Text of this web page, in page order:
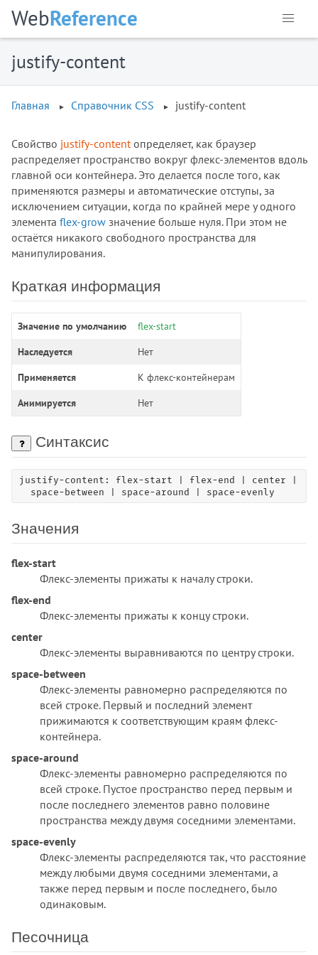
WebReference
justify-content
Главная Справочник CSS justify-content
Свойство justify-content определяет, как браузер
распределяет пространство вокруг флекс-элементов вдоль
главной оси контейнера. Это делается после того, как
применяются размеры и автоматические отступы, за
исключением ситуации, когда по крайней мере у одного
элемента flex-grow значение больше нуля. При этом не
остаётся никакого свободного пространства для
манипулирования.
Краткая информация
Значение по умолчанию
flex-start
Наследуется
Нет
Применяется
К флекс-контейнерам
Анимируется
Нет
Синтаксис
justify-content: flex-start | flex-end | center |
  space-between | space-around | space-evenly
Значения
flex-start
Флекс-элементы прижаты к началу строки.
flex-end
Флекс-элементы прижаты к концу строки.
center
Флекс-элементы выравниваются по центру строки.
space-between
Флекс-элементы равномерно распределяются по
всей строке. Первый и последний элемент
прижимаются к соответствующим краям флекс-
контейнера.
space-around
Флекс-элементы равномерно распределяются по
всей строке. Пустое пространство перед первым и
после последнего элементов равно половине
пространства между двумя соседними элементами.
space-evenly
Флекс-элементы распределяются так, что расстояние
между любыми двумя соседними элементами, а
также перед первым и после последнего, было
одинаковым.
Песочница
:volume-locked
@font-face
@import
@keyframes
@page
@supports
@viewport
accent-color
align-content
align-items
align-self
animation
animation-direction
animation-duration
animation-iteration-count
animation-name
animation-play-state
animation-timing-function
appearance
aspect-ratio
backdrop-filter
background
background-blend-mode
background-clip
background-color
background-image
background-origin
background-position
background-position-x
background-position-y
background-repeat
background-size
border
border-block
border-block-color
border-block-end
border-block-end-color
border-block-end-style
border-block-end-width
border-block-start
border-block-start-style